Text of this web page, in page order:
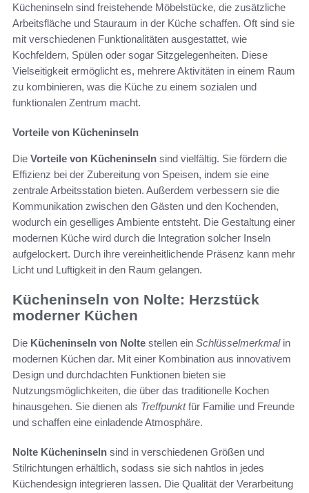
Kücheninseln sind freistehende Möbelstücke, die zusätzliche
Arbeitsfläche und Stauraum in der Küche schaffen. Oft sind sie
mit verschiedenen Funktionalitäten ausgestattet, wie
Kochfeldern, Spülen oder sogar Sitzgelegenheiten. Diese
Vielseitigkeit ermöglicht es, mehrere Aktivitäten in einem Raum
zu kombinieren, was die Küche zu einem sozialen und
funktionalen Zentrum macht.
Vorteile von Kücheninseln
Die Vorteile von Kücheninseln sind vielfältig. Sie fördern die
Effizienz bei der Zubereitung von Speisen, indem sie eine
zentrale Arbeitsstation bieten. Außerdem verbessern sie die
Kommunikation zwischen den Gästen und den Kochenden,
wodurch ein geselliges Ambiente entsteht. Die Gestaltung einer
modernen Küche wird durch die Integration solcher Inseln
aufgelockert. Durch ihre vereinheitlichende Präsenz kann mehr
Licht und Luftigkeit in den Raum gelangen.
Kücheninseln von Nolte: Herzstück
moderner Küchen
Die Kücheninseln von Nolte stellen ein Schlüsselmerkmalin
modernen Küchen dar. Mit einer Kombination aus innovativem
Design und durchdachten Funktionen bieten sie
Nutzungsmöglichkeiten, die über das traditionelle Kochen
hinausgehen. Sie dienen als Treffpunktfür Familie und Freunde
und schaffen eine einladende Atmosphäre.
Nolte Kücheninseln sind in verschiedenen Größen und
Stilrichtungen erhältlich, sodass sie sich nahtlos in jedes
Küchendesign integrieren lassen. Die Qualität der Verarbeitung